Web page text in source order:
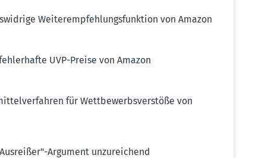
Weiter­emp­feh­lungs­funktion von Amazon
UVP-Preise von Amazon
für Wettbe­werbs­ver­stöße von
Argument unzurei­chend